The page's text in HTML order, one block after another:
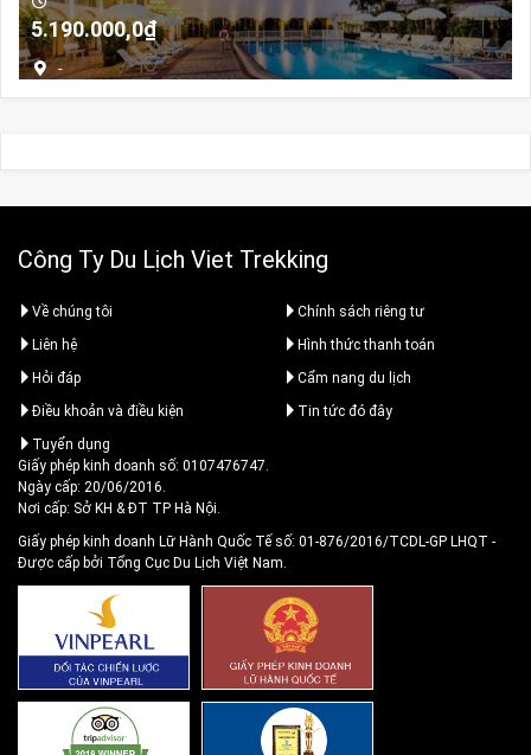
5.190.000,0₫
-
Công Ty Du Lịch Viet Trekking
Về chúng tôi
Chính sách riêng tư
Liên hệ
Hình thức thanh toán
Hỏi đáp
Cẩm nang du lịch
Điều khoản và điều kiện
Tin tức đó đây
Tuyển dụng
Giấy phép kinh doanh số: 0107476747.
Ngày cấp: 20/06/2016.
Nơi cấp: Sở KH & ĐT TP Hà Nội.
Giấy phép kinh doanh Lữ Hành Quốc Tế số: 01-876/2016/TCDL-GP LHQT -
Được cấp bởi Tổng Cục Du Lịch Việt Nam.